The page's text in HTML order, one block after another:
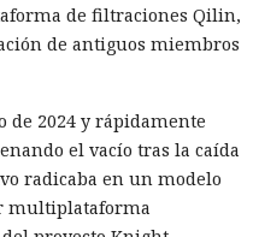
de filtraciones Qilin,
de antiguos miembros
de 2024 y rápidamente
el vacío tras la caída
radicaba en un modelo
multiplataforma